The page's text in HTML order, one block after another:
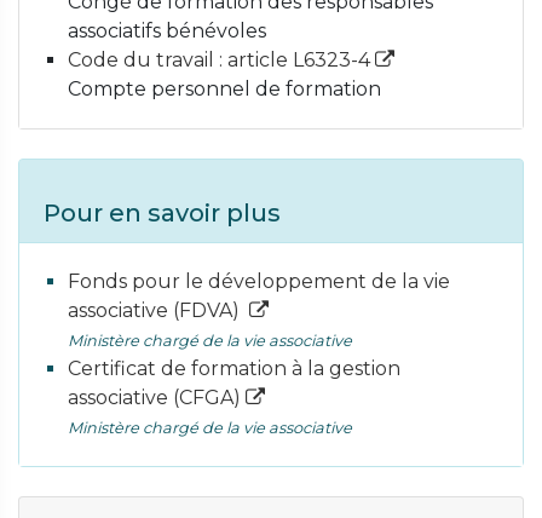
associatifs bénévoles
Code du travail : article L6323-4
Compte personnel de formation
Pour en savoir plus
Fonds pour le développement de la vie
associative (FDVA)
Ministère chargé de la vie associative
Certificat de formation à la gestion
associative (CFGA)
Ministère chargé de la vie associative